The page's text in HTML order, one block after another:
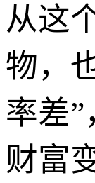
从这
物，
率差
财富